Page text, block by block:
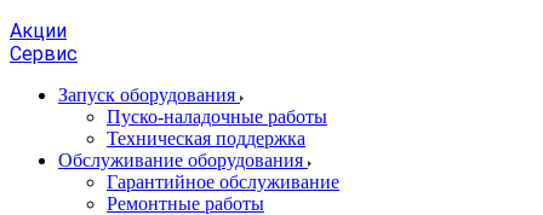
Акции
Сервис
Запуск оборудования
Пуско-наладочные работы
Техническая поддержка
Обслуживание оборудования
Гарантийное обслуживание
Ремонтные работы